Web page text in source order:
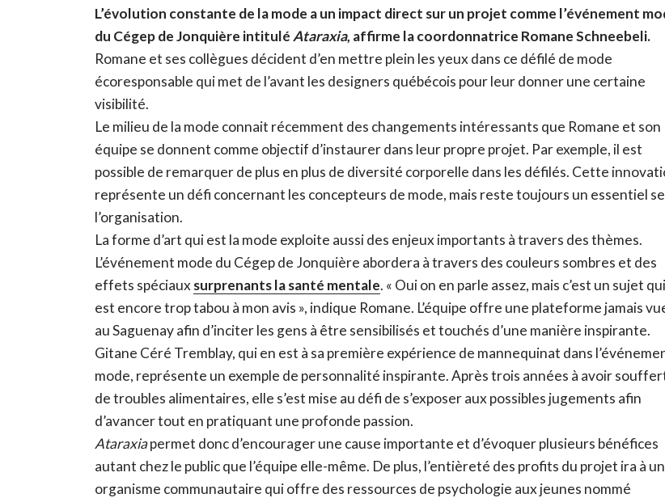
L’évolution constante de la mode a un impact direct sur un projet comme l’événement
du Cégep de Jonquière intitulé Ataraxia, affirme la coordonnatrice Romane Schneebeli.
Romane et ses collègues décident d’en mettre plein les yeux dans ce défilé de mode
écoresponsable qui met de l’avant les designers québécois pour leur donner une certaine
visibilité.
Le milieu de la mode connait récemment des changements intéressants que Romane et son
équipe se donnent comme objectif d’instaurer dans leur propre projet. Par exemple, il est
possible de remarquer de plus en plus de diversité corporelle dans les défilés. Cette
représente un défi concernant les concepteurs de mode, mais reste toujours un essentiel
l’organisation.
La forme d’art qui est la mode exploite aussi des enjeux importants à travers des thèmes.
L’événement mode du Cégep de Jonquière abordera à travers des couleurs sombres et des
effets spéciaux surprenants la santé mentale. « Oui on en parle assez, mais c’est un sujet qui
est encore trop tabou à mon avis », indique Romane. L’équipe offre une plateforme jamais
au Saguenay afin d’inciter les gens à être sensibilisés et touchés d’une manière inspirante.
Gitane Céré Tremblay, qui en est à sa première expérience de mannequinat dans
mode, représente un exemple de personnalité inspirante. Après trois années à avoir
de troubles alimentaires, elle s’est mise au défi de s’exposer aux possibles jugements afin
d’avancer tout en pratiquant une profonde passion.
Ataraxiapermet donc d’encourager une cause importante et d’évoquer plusieurs bénéfices
autant chez le public que l’équipe elle-même. De plus, l’entièreté des profits du projet ira à un
organisme communautaire qui offre des ressources de psychologie aux jeunes nommé